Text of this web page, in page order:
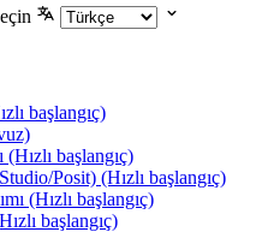
başlangıç)
başlangıç)
Posit) (Hızlı başlangıç)
(Hızlı başlangıç)
başlangıç)